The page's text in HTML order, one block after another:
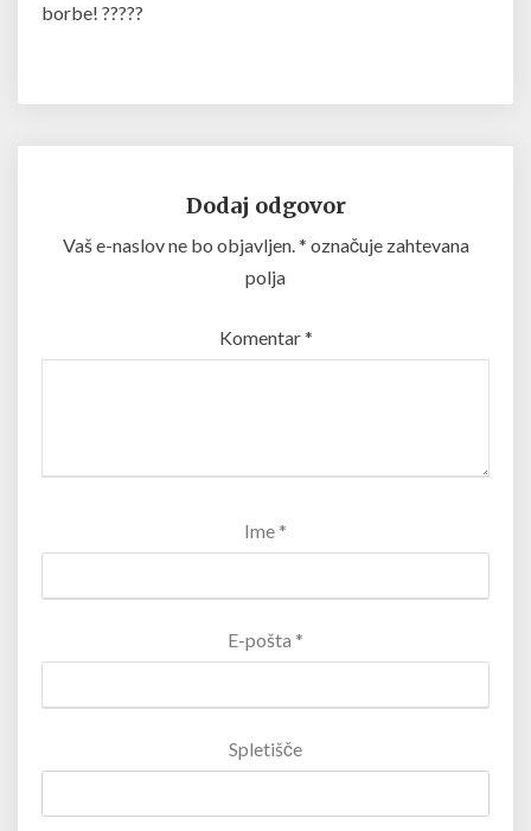
borbe! ?????
Dodaj odgovor
Vaš e-naslov ne bo objavljen.* označuje zahtevana
polja
Komentar*
Ime *
E-pošta *
Spletišče